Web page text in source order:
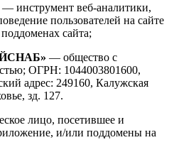
— инструмент веб-аналитики,
пользователей на сайте
сайта;
— общество с
ОГРН: 1044003801600,
адрес: 249160, Калужская
зд. 127.
лицо, посетившее и
и/или поддомены на